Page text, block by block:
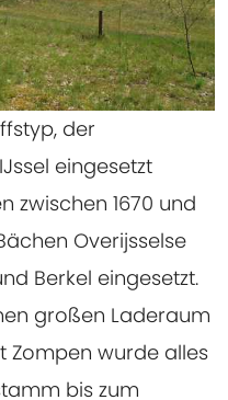
der
eingesetzt
zwischen 1670 und
Overijsselse
Berkel eingesetzt.
großen Laderaum
Zompen wurde alles
bis zum